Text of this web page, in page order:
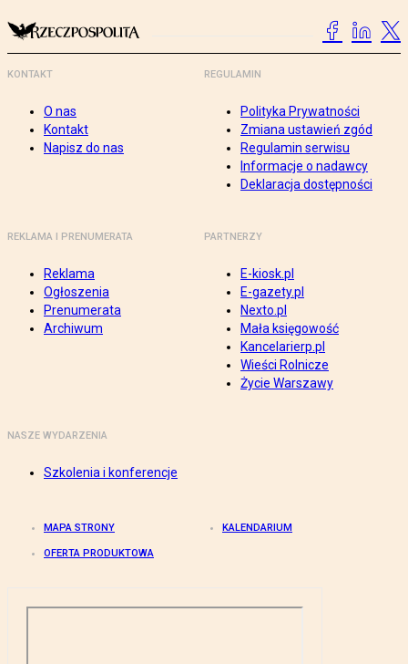
KONTAKT
O nas
Kontakt
Napisz do nas
REGULAMIN
Polityka Prywatności
Zmiana ustawień zgód
Regulamin serwisu
Informacje o nadawcy
Deklaracja dostępności
REKLAMA I PRENUMERATA
Reklama
Ogłoszenia
Prenumerata
Archiwum
PARTNERZY
E-kiosk.pl
E-gazety.pl
Nexto.pl
Mała księgowość
Kancelarierp.pl
Wieści Rolnicze
Życie Warszawy
NASZE WYDARZENIA
Szkolenia i konferencje
MAPA STRONY KALENDARIUM
OFERTA PRODUKTOWA